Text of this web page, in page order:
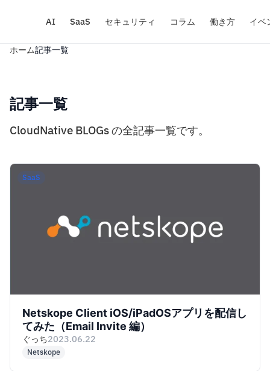
AI SaaS セキュリティ コラム 働き方 イベ
ホーム記事一覧
記事一覧
CloudNative BLOGs の全記事一覧です。
SaaS
Netskope Client iOS/iPadOSアプリを配信し
てみた（Email Invite 編）
ぐっち2023.06.22
Netskope